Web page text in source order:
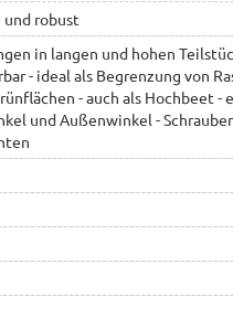
robust
in langen und hohen
- ideal als Begrenzung von
- auch als Hochbeet -
und Außenwinkel -